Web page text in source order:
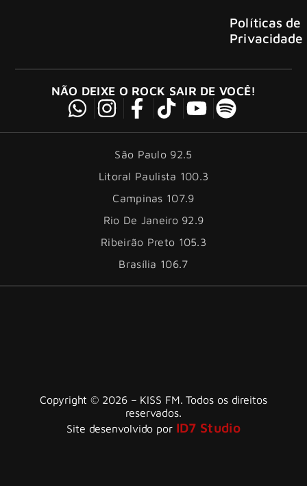
Políticas de
Privacidade
NÃO DEIXE O ROCK SAIR DE VOCÊ!
São Paulo 92.5
Litoral Paulista 100.3
Campinas 107.9
Rio De Janeiro 92.9
Ribeirão Preto 105.3
Brasília 106.7
Copyright © 2026 – KISS FM. Todos os direitos
reservados.
Site desenvolvido por ID7 Studio